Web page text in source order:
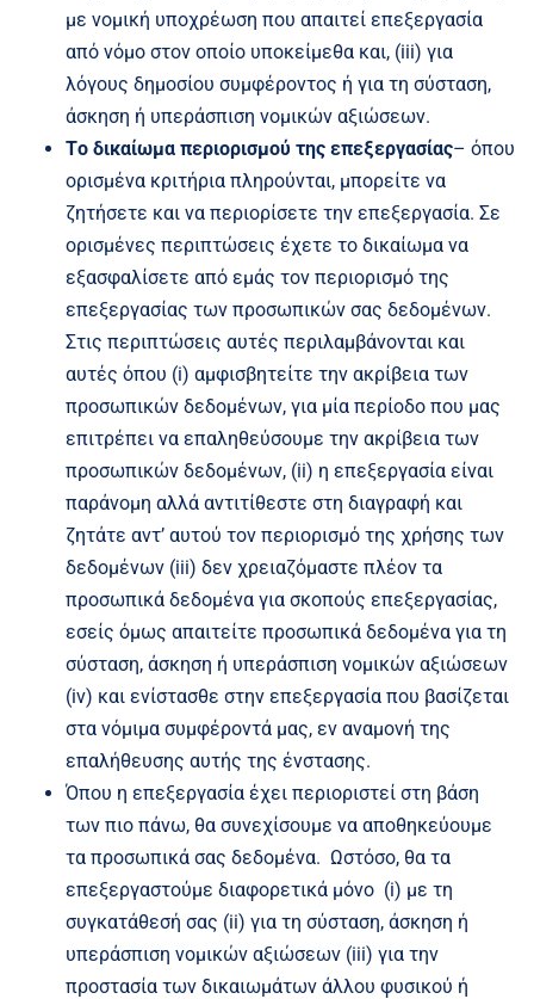
με νομική υποχρέωση που απαιτεί επεξεργασία
από νόμο στον οποίο υποκείμεθα και, (iii) για
λόγους δημοσίου συμφέροντος ή για τη σύσταση,
άσκηση ή υπεράσπιση νομικών αξιώσεων.
Tο δικαίωμα περιορισμού της επεξεργασίας– όπου
ορισμένα κριτήρια πληρούνται, μπορείτε να
ζητήσετε και να περιορίσετε την επεξεργασία. Σε
ορισμένες περιπτώσεις έχετε το δικαίωμα να
εξασφαλίσετε από εμάς τον περιορισμό της
επεξεργασίας των προσωπικών σας δεδομένων.
Στις περιπτώσεις αυτές περιλαμβάνονται και
αυτές όπου (i) αμφισβητείτε την ακρίβεια των
προσωπικών δεδομένων, για μία περίοδο που μας
επιτρέπει να επαληθεύσουμε την ακρίβεια των
προσωπικών δεδομένων, (ii) η επεξεργασία είναι
παράνομη αλλά αντιτίθεστε στη διαγραφή και
ζητάτε αντ’ αυτού τον περιορισμό της χρήσης των
δεδομένων (iii) δεν χρειαζόμαστε πλέον τα
προσωπικά δεδομένα για σκοπούς επεξεργασίας,
εσείς όμως απαιτείτε προσωπικά δεδομένα για τη
σύσταση, άσκηση ή υπεράσπιση νομικών αξιώσεων
(iv) και ενίστασθε στην επεξεργασία που βασίζεται
στα νόμιμα συμφέροντά μας, εν αναμονή της
επαλήθευσης αυτής της ένστασης.
Όπου η επεξεργασία έχει περιοριστεί στη βάση
των πιο πάνω, θα συνεχίσουμε να αποθηκεύουμε
τα προσωπικά σας δεδομένα. Ωστόσο, θα τα
επεξεργαστούμε διαφορετικά μόνο (i) με τη
συγκατάθεσή σας (ii) για τη σύσταση, άσκηση ή
υπεράσπιση νομικών αξιώσεων (iii) για την
προστασία των δικαιωμάτων άλλου φυσικού ή